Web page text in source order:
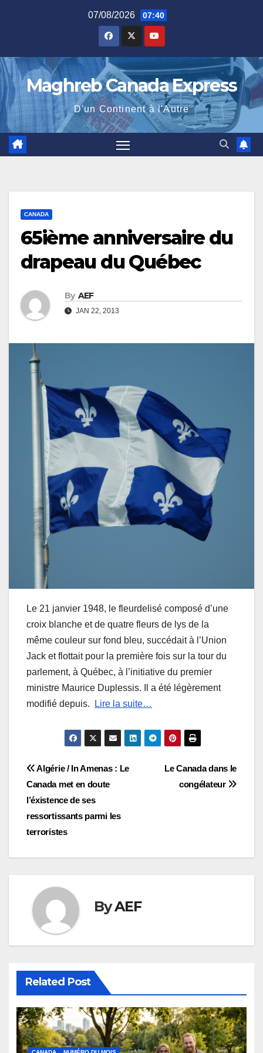
07/08/2026 07:40
Maghreb Canada Express
D'un Continent à l'Autre
CANADA
65ième anniversaire du
drapeau du Québec
By AEF
JAN 22, 2013
Le 21 janvier 1948, le fleurdelisé composé d’une
croix blanche et de quatre fleurs de lys de la
même couleur sur fond bleu, succédait à l’Union
Jack et flottait pour la première fois sur la tour du
parlement, à Québec, à l’initiative du premier
ministre Maurice Duplessis. Il a été légèrement
modifié depuis.
Lire la suite…
Navigation
de
l’article
Le Canada dans le
congélateur
Algérie / In Amenas : Le
Canada met en doute
l’éxistence de ses
ressortissants parmi les
terroristes
ByAEF
Related Post